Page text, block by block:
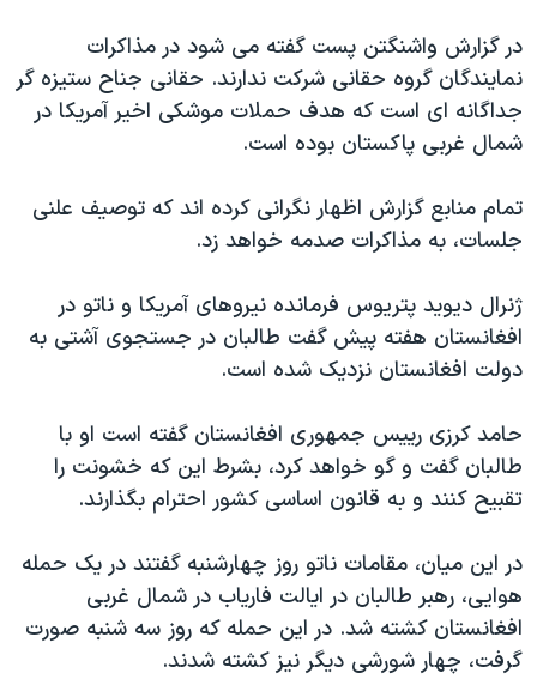
دادگاه حمید نوری
چهل سال گروگان‌گیری
قانون شفافیت دارائی کادر رهبری ایران
اسرائیل در جنگ
همایش محافظه‌کاران آمریکا «سی‌پک»
صفحه‌های ویژه
در گزارش واشنگتن پست گفته می شود در مذاکرات
نمایندگان گروه حقانی شرکت ندارند. حقانی جناح ستیزه گر
جداگانه ای است که هدف حملات موشکی اخیر آمریکا در
شمال غربی پاکستان بوده است.
تمام منابع گزارش اظهار نگرانی کرده اند که توصیف علنی
جلسات، به مذاکرات صدمه خواهد زد.
ژنرال دیوید پتریوس فرمانده نیروهای آمریکا و ناتو در
افغانستان هفته پیش گفت طالبان در جستجوی آشتی به
دولت افغانستان نزدیک شده است.
حامد کرزی رییس جمهوری افغانستان گفته است او با
طالبان گفت و گو خواهد کرد، بشرط این که خشونت را
تقبیح کنند و به قانون اساسی کشور احترام بگذارند.
در این میان، مقامات ناتو روز چهارشنبه گفتند در یک حمله
هوایی، رهبر طالبان در ایالت فاریاب در شمال غربی
افغانستان کشته شد. در این حمله که روز سه شنبه صورت
گرفت، چهار شورشی دیگر نیز کشته شدند.